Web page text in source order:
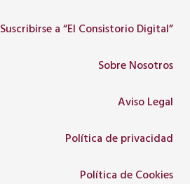
Suscribirse a “El Consistorio Digital”
Sobre Nosotros
Aviso Legal
Política de privacidad
Política de Cookies